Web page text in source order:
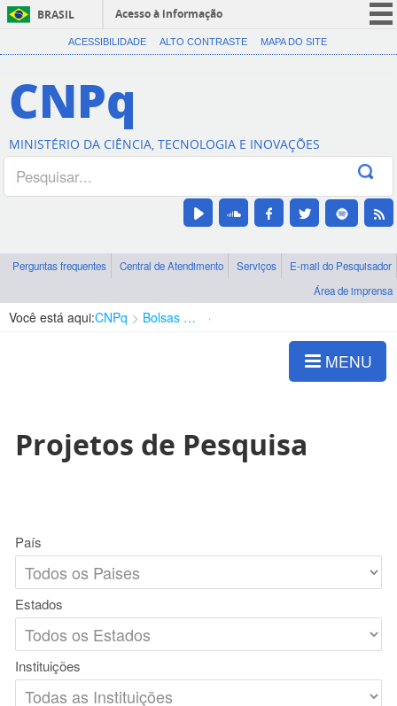
BRASIL
Acesso à informação
CORONAVÍRUS (COVID-19)
Canais
ACESSIBILIDADE ALTO CONTRASTE MAPA DO SITE
CNPq
MINISTÉRIO DA CIÊNCIA, TECNOLOGIA E INOVAÇÕES
Perguntas frequentes Central de Atendimento Serviços
E-mail do Pesquisador
Área de imprensa
Você está aqui:CNPq Bolsas e Auxílios Vigentes
MENU
Projetos de Pesquisa
País
Estados
Instituições